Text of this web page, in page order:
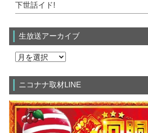
下世話イド!
生放送アーカイブ
ニコナナ取材LINE